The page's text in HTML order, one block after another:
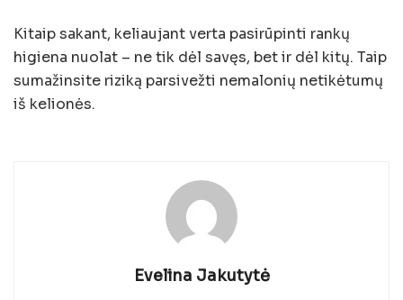
Kitaip sakant, keliaujant verta pasirūpinti rankų
higiena nuolat – ne tik dėl savęs, bet ir dėl kitų. Taip
sumažinsite riziką parsivežti nemalonių netikėtumų
iš kelionės.
Evelina Jakutytė